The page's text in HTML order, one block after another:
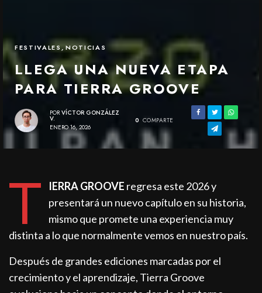
FESTIVALES,NOTICIAS
LLEGA UNA NUEVA ETAPA
PARA TIERRA GROOVE
POR VÍCTOR GONZÁLEZ
V.
ENERO 16, 2026
0 COMPARTE
T IERRA GROOVE regresa este 2026 y
presentará un nuevo capítulo en su historia,
mismo que promete una experiencia muy
distinta a lo que normalmente vemos en nuestro país.
Después de grandes ediciones marcadas por el
crecimiento y el aprendizaje, Tierra Groove